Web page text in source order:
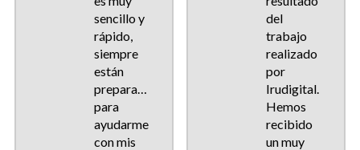
sencillo y
rápido,
siempre
están
preparados
para
ayudarme
con mis
del
trabajo
realizado
por
Irudigital.
Hemos
recibido
un muy